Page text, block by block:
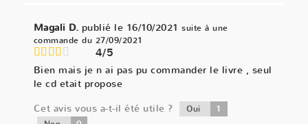
Magali D. publié le 16/10/2021 suite à une
commande du 27/09/2021
4/5
Bien mais je n ai pas pu commander le livre , seul
le cd etait propose
Cet avis vous a-t-il été utile ?
Oui 1